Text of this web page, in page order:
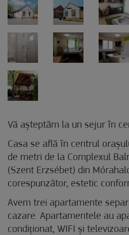
Vă așteptăm la un sejur în
Casa se află în centrul
de metri de la Complexul
(Szent Erzsébet) din
corespunzător, estetic
Avem trei apartamente
cazare. Apartamentele au
condiționat, WIFI și